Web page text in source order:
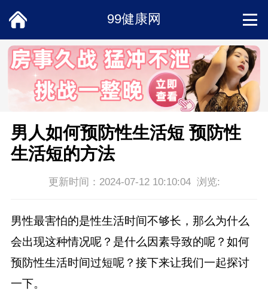
99健康网
首页
饮食
中医
女性
两性
男人如何预防性生活短 预防性
生活短的方法
更新时间：2024-07-12 10:10:04 浏览:
男性最害怕的是性生活时间不够长，那么为什么
会出现这种情况呢？是什么因素导致的呢？如何
预防性生活时间过短呢？接下来让我们一起探讨
一下。